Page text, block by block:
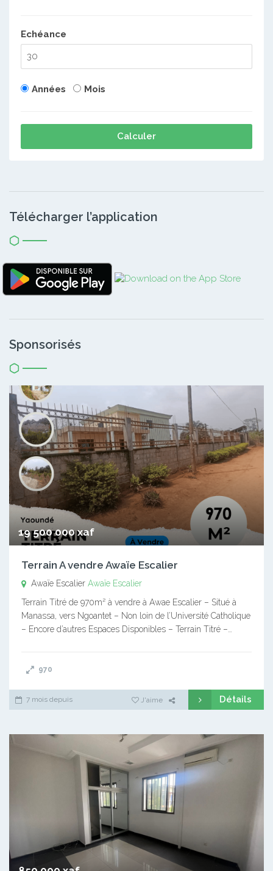
Echéance
Années Mois
Calculer
Télécharger l’application
Sponsorisés
19 500 000 xaf
Terrain A vendre Awaïe Escalier
Awaïe Escalier Awaïe Escalier
Terrain Titré de 970m² à vendre à Awae Escalier – Situé à
Manassa, vers Ngoantet – Non loin de l’Université Catholique
– Encore d’autres Espaces Disponibles – Terrain Titré –…
970
7 mois depuis J'aime Détails